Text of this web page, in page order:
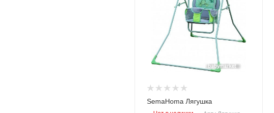
SemaHoma Лягушка